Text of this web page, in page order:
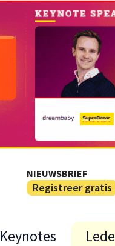
NIEUWSBRIEF
Registreer gratis
Keynotes